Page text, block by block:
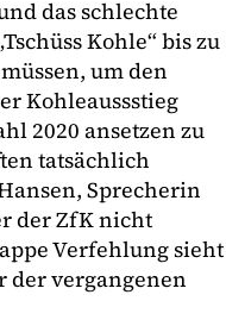
das schlechte
Kohle“ bis zu
um den
Kohleaussstieg
2020 ansetzen zu
tatsächlich
Sprecherin
der ZfK nicht
Verfehlung sieht
der vergangenen